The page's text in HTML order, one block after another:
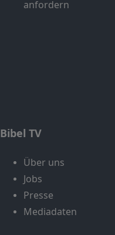
anfordern
Bibel TV
Über uns
Jobs
Presse
Mediadaten